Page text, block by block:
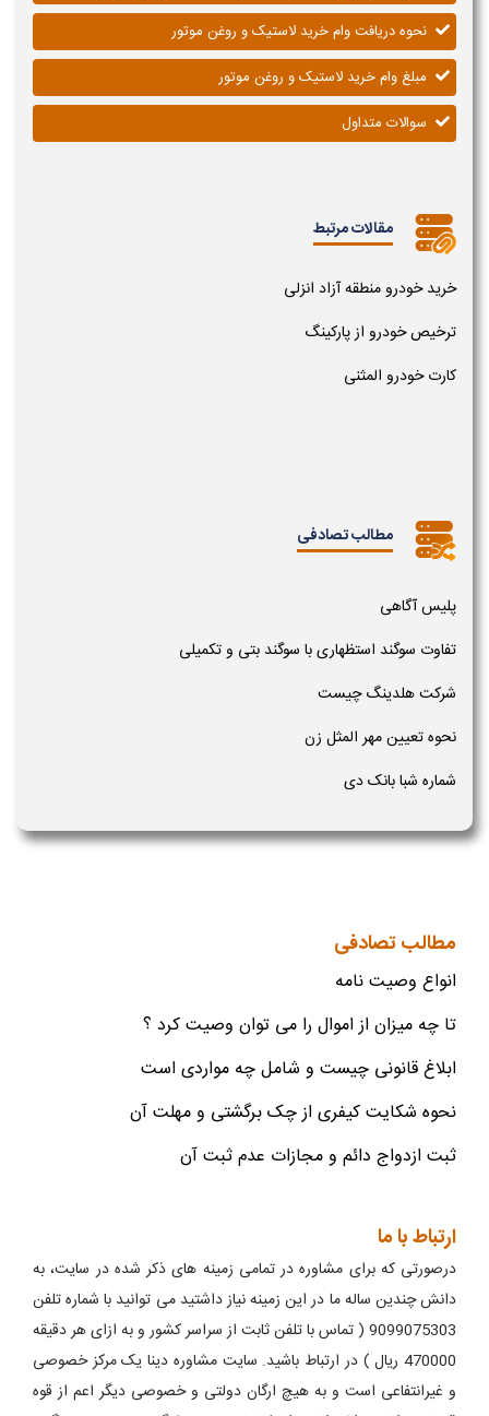
نحوه دریافت وام خرید لاستیک و روغن موتور
مبلغ وام خرید لاستیک و روغن موتور
سوالات متداول
مقالات مرتبط
خرید خودرو منطقه آزاد انزلی
ترخیص خودرو از پارکینگ
کارت خودرو المثنی
مطالب تصادفی
پلیس آگاهی
تفاوت سوگند استظهاری با سوگند بتی و تکمیلی
شرکت هلدینگ چیست
نحوه تعیین مهر المثل زن
شماره شبا بانک دی
مطالب تصادفی
انواع وصیت نامه
تا چه میزان از اموال را می توان وصیت کرد ؟
ابلاغ قانونی چیست و شامل چه مواردی است
نحوه شکایت کیفری از چک برگشتی و مهلت آن
ثبت ازدواج دائم و مجازات عدم ثبت آن
ارتباط با ما
درصورتی که برای مشاوره در تمامی زمینه های ذکر شده در سایت، به
دانش چندین ساله ما در این زمینه نیاز داشتید می توانید با شماره تلفن
9099075303 ( تماس با تلفن ثابت از سراسر کشور و به ازای هر دقیقه
470000 ریال ) در ارتباط باشید. سایت مشاوره دینا یک مرکز خصوصی
و غیرانتفاعی است و به هیچ ارگان دولتی و خصوصی دیگر اعم از قوه